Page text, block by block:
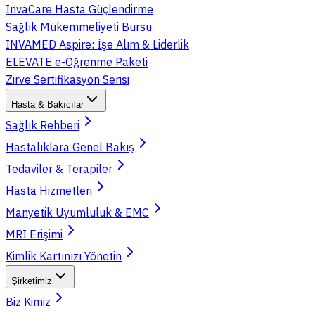
InvaCare Hasta Güçlendirme
Sağlık Mükemmeliyeti Bursu
INVAMED Aspire: İşe Alım & Liderlik
ELEVATE e-Öğrenme Paketi
Zirve Sertifikasyon Serisi
Hasta & Bakıcılar
Sağlık Rehberi
Hastalıklara Genel Bakış
Tedaviler & Terapiler
Hasta Hizmetleri
Manyetik Uyumluluk & EMC
MRI Erişimi
Kimlik Kartınızı Yönetin
Şirketimiz
Biz Kimiz